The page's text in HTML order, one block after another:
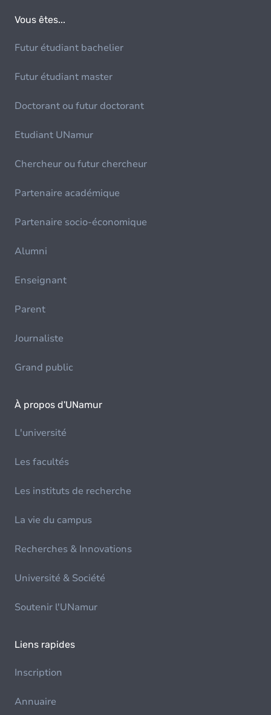
Vous êtes...
Futur étudiant bachelier
Futur étudiant master
Doctorant ou futur doctorant
Etudiant UNamur
Chercheur ou futur chercheur
Partenaire académique
Partenaire socio-économique
Alumni
Enseignant
Parent
Journaliste
Grand public
À propos d'UNamur
L'université
Les facultés
Les instituts de recherche
La vie du campus
Recherches & Innovations
Université & Société
Soutenir l'UNamur
Liens rapides
Inscription
Annuaire